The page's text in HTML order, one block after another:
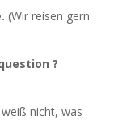
(Wir reisen gern
?
weiß nicht, was